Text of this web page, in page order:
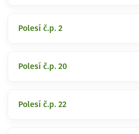
Polesí č.p. 2
Polesí č.p. 20
Polesí č.p. 22